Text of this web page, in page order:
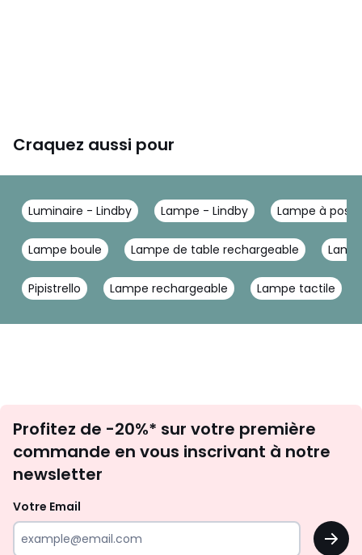
Craquez aussi pour
Luminaire - Lindby Lampe - Lindby Lampe à
Lampe boule Lampe de table rechargeable
Pipistrello Lampe rechargeable Lampe tactile
newsletter
Profitez de -20%* sur votre première
commande en vous inscrivant à notre
newsletter
Votre Email
OK